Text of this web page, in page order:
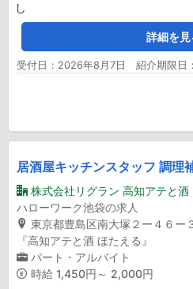
し
詳細を見
受付日：2026年8月7日 紹介期限日
居酒屋キッチンスタッフ 調理
株式会社リグラン 高知アテと酒
ハローワーク池袋の求人
東京都豊島区南大塚２ー４６ー
『高知アテと酒 ほたえる』
パート・アルバイト
時給 1,450円～ 2,000円